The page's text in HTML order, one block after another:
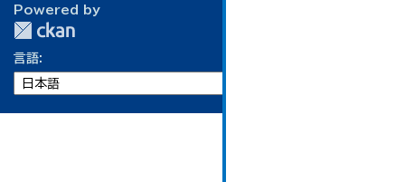
Powered by
言語